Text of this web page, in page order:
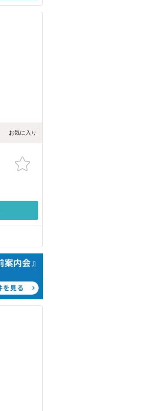
お気に入り